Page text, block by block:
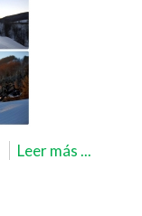
Leer más ...